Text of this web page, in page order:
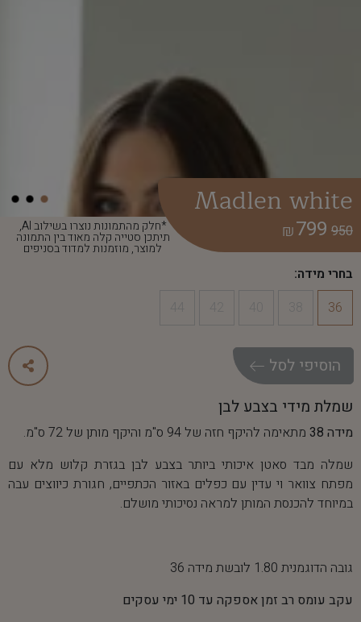
*חלק מהתמונות נוצרו בשילוב AI,
תיתכן סטייה קלה מאוד בין התמונה
למוצר, מוזמנות למדוד בסניפים
Madlen white
950
799
₪
בחרי מידה:
36
הוסיפי לסל
שמלת מידי בצבע לבן
מידה 38
מתאימה להיקף חזה של 94 ס"מ והיקף מותן של 72 ס"מ.
שמלה מבד סאטן איכותי ביותר בצבע לבן בגזרת קלוש מלא עם
מפתח צוואר וי עדין עם כפלים באזור הכתפיים, חגורת כיווצים עבה
במיוחד להכנסת המותן למראה נסיכותי מושלם.
גובה הדוגמנית 1.80 לובשת מידה 36
עקב עומס רב זמן אספקה עד 10 ימי עסקים